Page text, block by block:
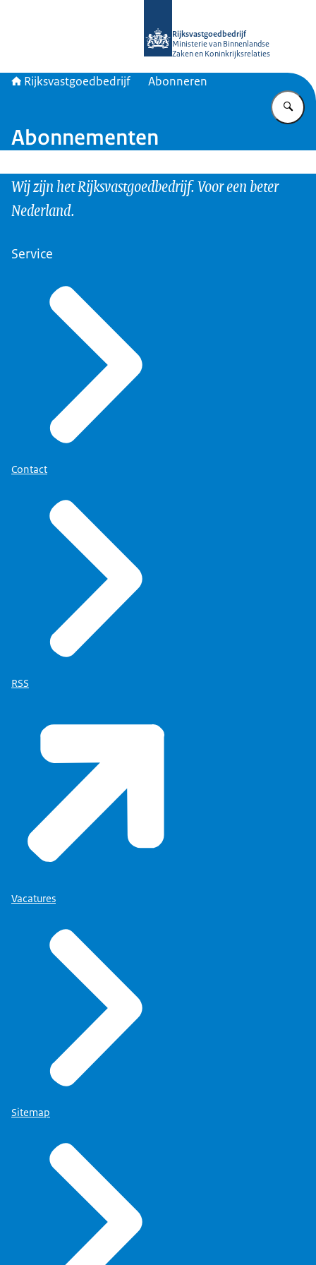
Rijksvastgoedbedrijf
Ministerie van Binnenlandse
Zaken en Koninkrijksrelaties
Rijksvastgoedbedrijf Abonneren
Abonnementen
Wij zijn het Rijksvastgoedbedrijf. Voor een beter
Nederland.
Service
Contact
RSS
Vacatures
Sitemap